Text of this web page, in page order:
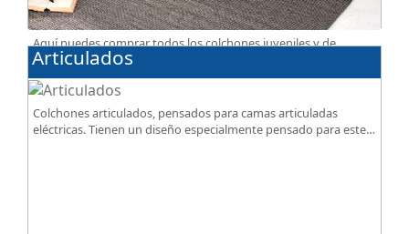
Aquí puedes comprar todos los colchones juveniles y de
espuma, disponibles en diferentes grados de firmeza,
excelente relación calidad-precio.
Articulados
Colchones articulados, pensados para camas articuladas
eléctricas. Tienen un diseño especialmente pensado para este